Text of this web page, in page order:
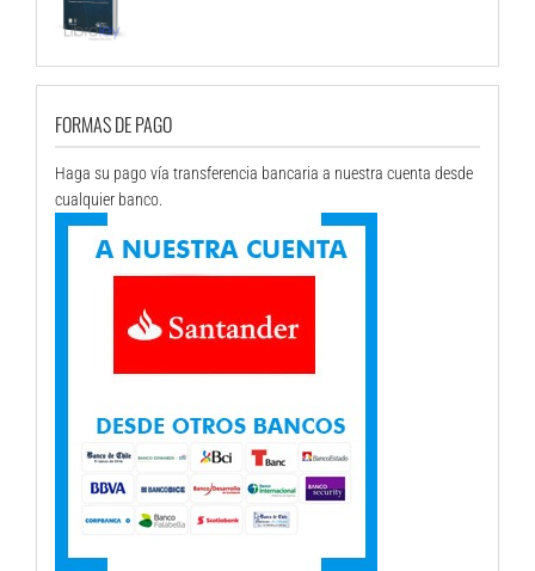
FORMAS DE PAGO
Haga su pago vía transferencia bancaria a nuestra cuenta desde
cualquier banco.